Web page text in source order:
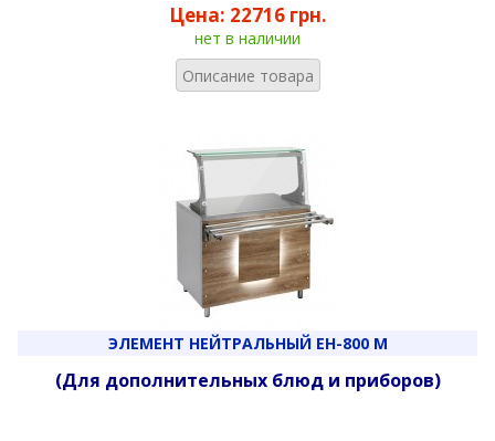
Цена: 22716 грн.
нет в наличии
Описание товара
ЭЛЕМЕНТ НЕЙТРАЛЬНЫЙ ЕН-800 М
(Для дополнительных блюд и приборов)